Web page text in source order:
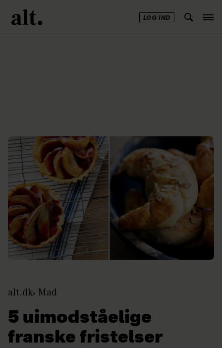
LOG IND
alt.dk Mad
5 uimodståelige
franske fristelser